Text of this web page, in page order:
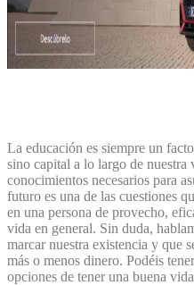
La educación es siempre un
sino capital a lo largo de
conocimientos necesarios para
futuro es una de las cuestiones
en una persona de provecho,
vida en general. Sin duda,
marcar nuestra existencia y que
más o menos dinero. Podéis
opciones de tener una buena